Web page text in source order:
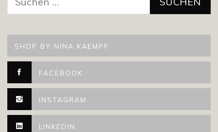
nach:
SHOP BY NINA KAEMPF
FACEBOOK
INSTAGRAM
LINKEDIN